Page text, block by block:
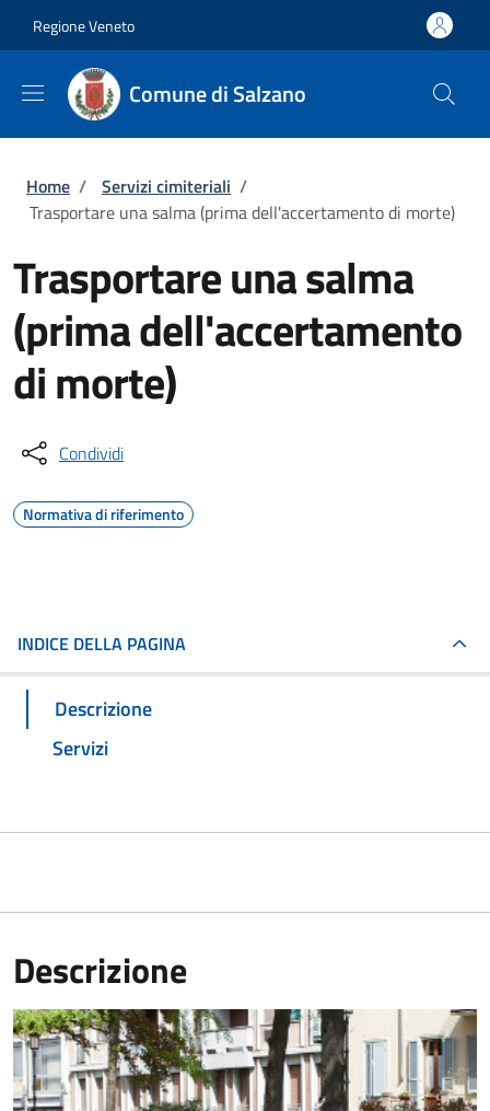
Regione Veneto
Comune di Salzano
Briciole di pane
Home / Servizi cimiteriali /
Trasportare una salma (prima dell'accertamento di morte)
Trasportare una salma
(prima dell'accertamento
di morte)
Condividi
Normativa di riferimento
INDICE DELLA PAGINA
Descrizione
Servizi
Descrizione